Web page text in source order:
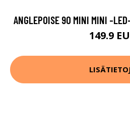
ANGLEPOISE 90 MINI MINI -
149.9